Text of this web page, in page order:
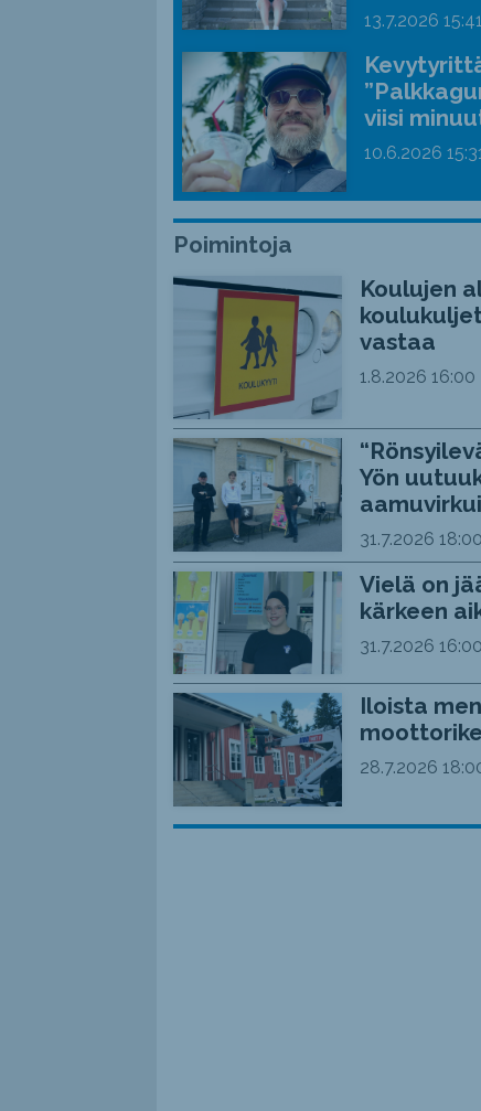
13.7.2026 15:41
viisi
10.6.2026
Poimintoja
Koulujen
vastaa
1.8.2026 16:00
Yön
31.7.2026 18:00
Vielä on
kärkeen
31.7.2026 16:00
Iloista
28.7.2026